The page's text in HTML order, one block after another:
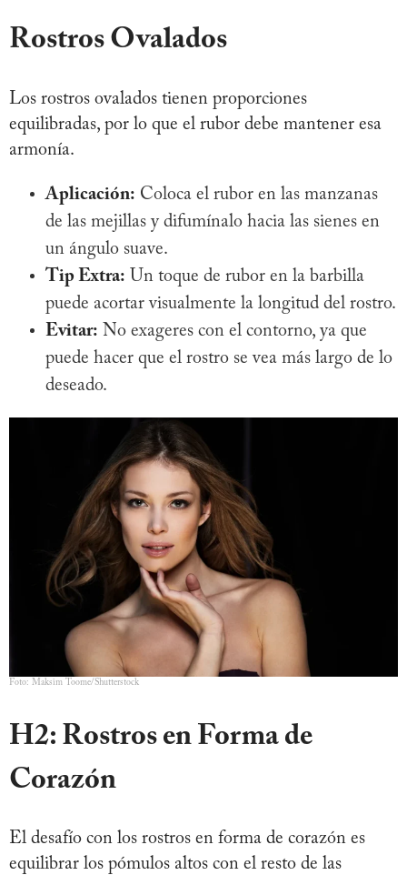
Rostros Ovalados
Los rostros ovalados tienen proporciones
equilibradas, por lo que el rubor debe mantener esa
armonía.
Aplicación: Coloca el rubor en las manzanas
de las mejillas y difumínalo hacia las sienes en
un ángulo suave.
Tip Extra: Un toque de rubor en la barbilla
puede acortar visualmente la longitud del rostro.
Evitar: No exageres con el contorno, ya que
puede hacer que el rostro se vea más largo de lo
deseado.
Foto: Maksim Toome/Shutterstock
H2: Rostros en Forma de
Corazón
El desafío con los rostros en forma de corazón es
equilibrar los pómulos altos con el resto de las